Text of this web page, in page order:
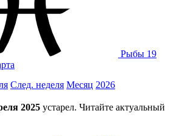
Рыбы 19
След. неделя Месяц 2026
2025 устарел. Читайте актуальный